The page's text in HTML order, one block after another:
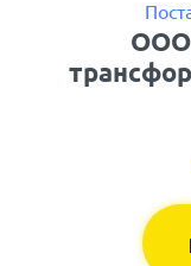
ООО